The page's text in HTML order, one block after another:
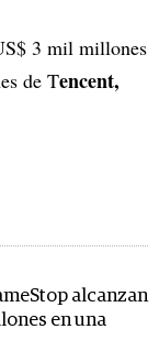
3 mil millones
de Tencent,
alcanzan
en una